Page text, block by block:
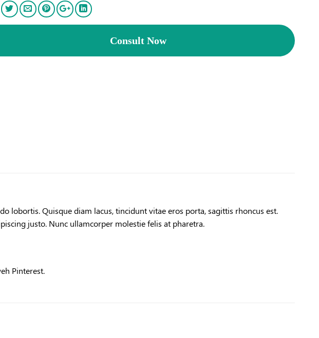
Consult Now
lobortis. Quisque diam lacus, tincidunt vitae eros porta, sagittis rhoncus est.
justo. Nunc ullamcorper molestie felis at pharetra.
Pinterest.